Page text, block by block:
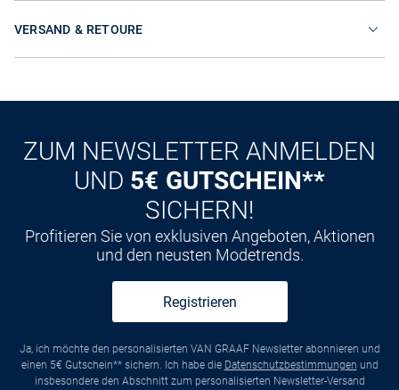
VERSAND & RETOURE
ZUM NEWSLETTER ANMELDEN
UND 5€ GUTSCHEIN**
SICHERN!
Profitieren Sie von exklusiven Angeboten, Aktionen
und den neusten Modetrends.
Registrieren
Ja, ich möchte den personalisierten VAN GRAAF Newsletter abonnieren und
einen 5€ Gutschein** sichern. Ich habe die Datenschutzbestimmungen und
insbesondere den Abschnitt zum personalisierten Newsletter-Versand